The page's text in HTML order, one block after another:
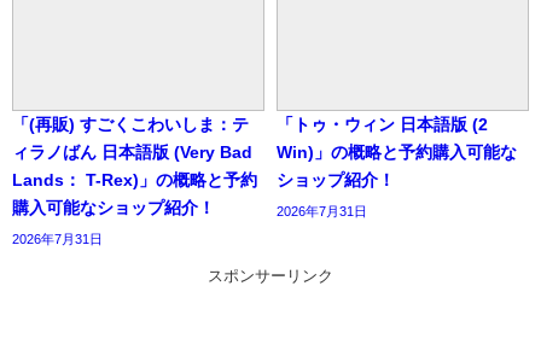
「(再販) すごくこわいしま：テ
ィラノばん 日本語版 (Very Bad
Lands： T-Rex)」の概略と予約
購入可能なショップ紹介！
2026年7月31日
「トゥ・ウィン 日本語版 (2
Win)」の概略と予約購入可能な
ショップ紹介！
2026年7月31日
スポンサーリンク